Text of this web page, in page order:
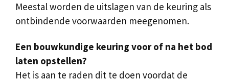
Meestal worden de uitslagen van de keuring als
ontbindende voorwaarden meegenomen.
Een bouwkundige keuring voor of na het bod
laten opstellen?
Het is aan te raden dit te doen voordat de